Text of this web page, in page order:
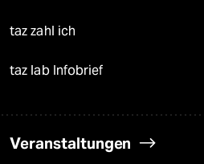
taz zahl ich
taz lab Infobrief
Veranstaltungen